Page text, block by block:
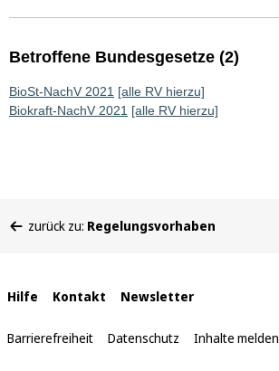
Betroffene Bundesgesetze (2)
BioSt-NachV 2021 [alle RV hierzu]
Biokraft-NachV 2021 [alle RV hierzu]
befinden
zurück zu: Regelungsvorhaben
Interne
Links
Hilfe Kontakt Newsletter
Barrierefreiheit Datenschutz Inhalte melden